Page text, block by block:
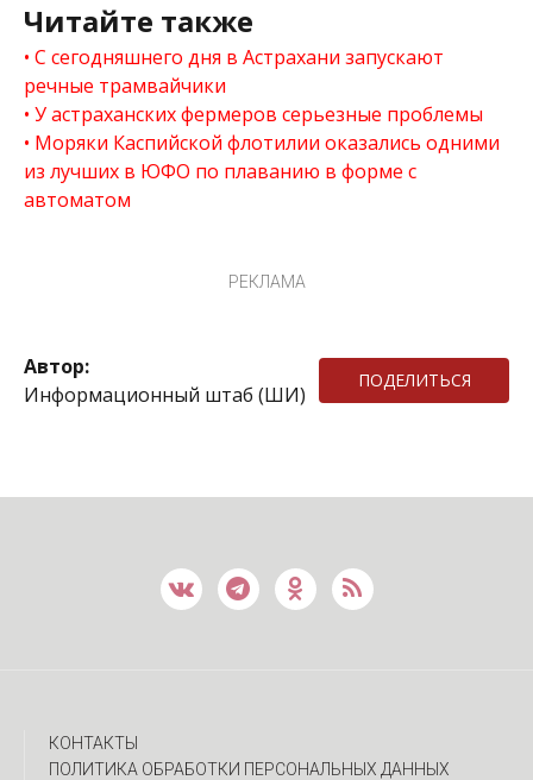
Читайте также
С сегодняшнего дня в Астрахани запускают
речные трамвайчики
У астраханских фермеров серьезные проблемы
Моряки Каспийской флотилии оказались одними
из лучших в ЮФО по плаванию в форме с
автоматом
РЕКЛАМА
Автор:
Информационный штаб (ШИ)
ПОДЕЛИТЬСЯ
КОНТАКТЫ
ПОЛИТИКА ОБРАБОТКИ ПЕРСОНАЛЬНЫХ ДАННЫХ